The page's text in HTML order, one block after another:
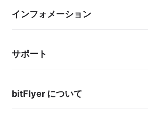
インフォメーション
サポート
bitFlyer について